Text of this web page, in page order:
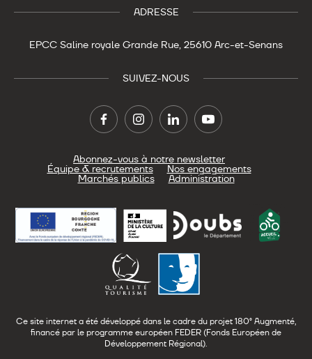
ADRESSE
EPCC Saline royale Grande Rue, 25610 Arc-et-Senans
SUIVEZ-NOUS
Abonnez-vous à notre newsletter
Équipe & recrutements Nos engagements
Marchés publics Administration
Ce site internet a été développé dans le cadre du projet 180° Augmenté,
financé par le programme européen FEDER (Fonds Européen de
Développement Régional).